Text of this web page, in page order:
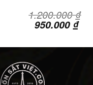
1.200.000₫
Giá
gốc
950.000 ₫Giá
₫.